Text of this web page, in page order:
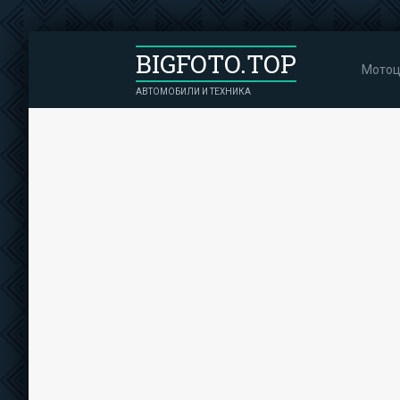
BIGFOTO.TOP
АВТОМОБИЛИ И ТЕХНИКА